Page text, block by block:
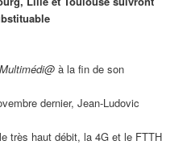
à la fin de son
dernier, Jean-Ludovic
très haut débit, la 4G et le FTTH